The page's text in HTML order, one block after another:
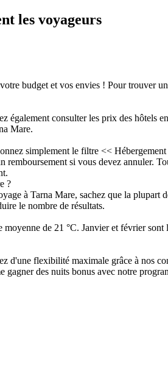
les voyageurs
budget et vos envies ! Pour trouver un
consulter les prix des hôtels
Mare.
simplement le filtre <<
si vous devez annuler.
?
à Tarna Mare, sachez que la plupart
le nombre de résultats.
de 21 °C. Janvier et février
d'une flexibilité maximale grâce à nos
des nuits bonus avec notre